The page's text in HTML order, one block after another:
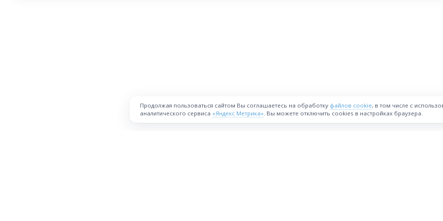
Продолжая пользоваться сайтом Вы соглашаетесь на обработку файлов cookie, в том числе с
аналитического сервиса «Яндекс Метрика». Вы можете отключить cookies в настройках браузера.